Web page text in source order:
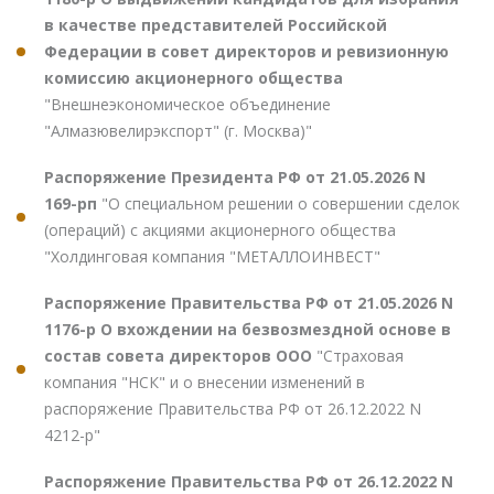
в качестве представителей Российской
Федерации в совет директоров и ревизионную
комиссию акционерного общества
"Внешнеэкономическое объединение
"Алмазювелирэкспорт" (г. Москва)"
Распоряжение Президента РФ от 21.05.2026 N
169-рп "О специальном решении о совершении сделок
(операций) с акциями акционерного общества
"Холдинговая компания "МЕТАЛЛОИНВЕСТ"
Распоряжение Правительства РФ от 21.05.2026 N
1176-р О вхождении на безвозмездной основе в
состав совета директоров ООО "Страховая
компания "НСК" и о внесении изменений в
распоряжение Правительства РФ от 26.12.2022 N
4212-р"
Распоряжение Правительства РФ от 26.12.2022 N